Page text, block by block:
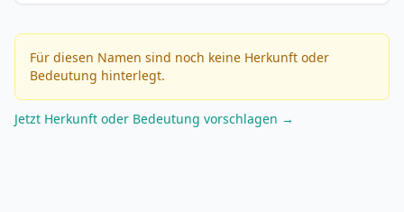
Für diesen Namen sind noch keine Herkunft oder
Bedeutung hinterlegt.
Jetzt Herkunft oder Bedeutung vorschlagen →